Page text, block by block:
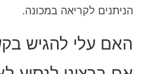
הניתנים לקריאה במכונה.